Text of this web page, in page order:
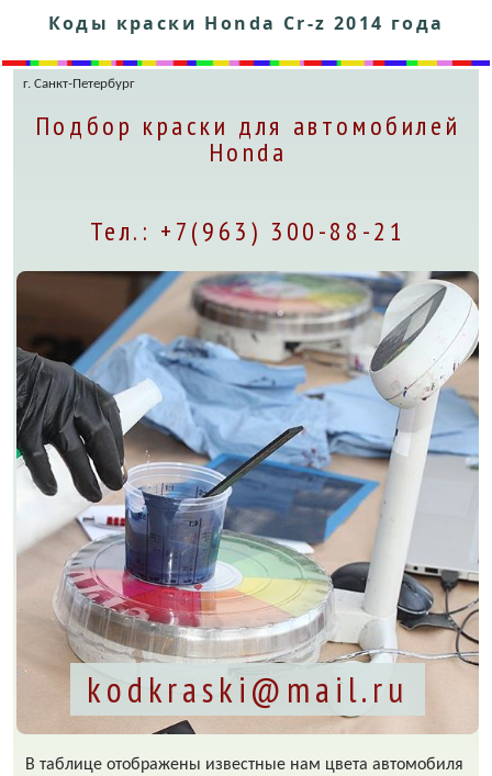
Коды краски Honda Cr-z 2014 года
г. Санкт-Петербург
Подбор краски для автомобилей
Honda
Тел.: +7(963) 300-88-21
kodkraski@mail.ru
В таблице отображены известные нам цвета автомобиля